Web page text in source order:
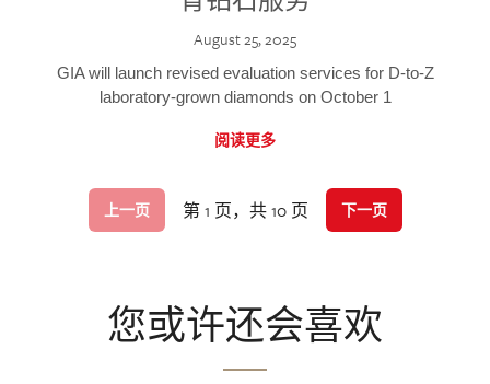
August 25, 2025
GIA will launch revised evaluation services for D-to-Z
laboratory-grown diamonds on October 1
阅读更多
上一页 第 1 页，共 10 页 下一页
您或许还会喜欢